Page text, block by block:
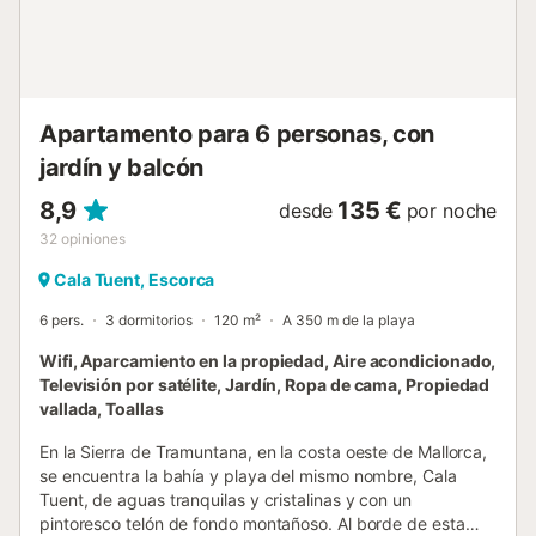
Apartamento para 6 personas, con
jardín y balcón
8,9
32 opiniones
desde 135 € por noche
Cala Tuent, Escorca
6 pers. 3 dormitorios 120 m² A 350 m de la playa
Wifi, Aparcamiento en la propiedad, Aire acondicionado,
Televisión por satélite, Jardín, Ropa de cama, Propiedad
vallada, Toallas
En la Sierra de Tramuntana, en la costa oeste de Mallorca,
se encuentra la bahía y playa del mismo nombre, Cala
Tuent, de aguas tranquilas y cristalinas y con un
pintoresco telón de fondo montañoso. Al borde de esta